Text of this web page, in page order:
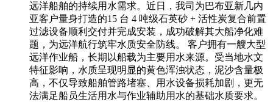
远洋船舶的持续用水需求。近日，我司为巴布亚新几内
亚客户量身打造的15 台 4 吨级石英砂 + 活性炭复合前置
过滤设备顺利交付并完成安装，成功破解其大船净化难
题，为远洋航行筑牢水质安全防线。 客户拥有一艘大型
远洋作业船，长期以船载为主要用水来源。受当地水文
特征影响，水质呈现明显的黄色浑浊状态，泥沙含量极
高，不仅导致船舶管路堵塞、用水设备损耗加剧，更无
法满足船员生活用水与作业辅助用水的基础水质要求。